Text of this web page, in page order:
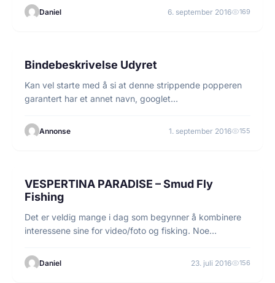
Daniel 6. september 2016 169
BINDEBESKRIVELSE
Bindebeskrivelse Udyret
Kan vel starte med å si at denne strippende popperen
garantert har et annet navn, googlet…
Annonse 1. september 2016 155
FISKE
VESPERTINA PARADISE – Smud Fly
Fishing
Det er veldig mange i dag som begynner å kombinere
interessene sine for video/foto og fisking. Noe…
Daniel 23. juli 2016 156